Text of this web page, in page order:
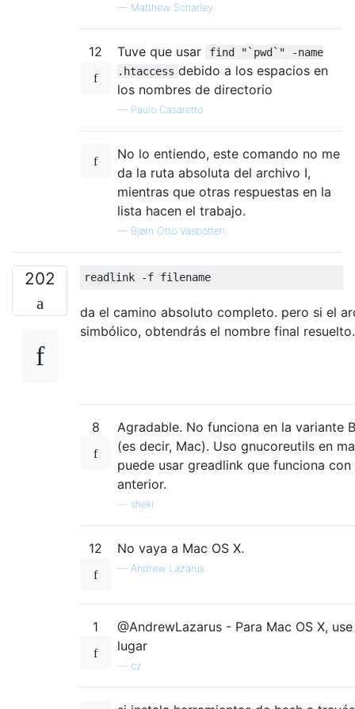
— Matthew Scharley
12 Tuve que usar
find "`pwd`" -name
.htaccess debido a los espacios en
los nombres de directorio
— Paulo Casaretto
No lo entiendo, este comando no me
da la ruta absoluta del archivo I,
mientras que otras respuestas en la
lista hacen el trabajo.
— Bjørn Otto Vasbotten
202
da el camino absoluto completo. pero si el
simbólico, obtendrás el nombre final resuelto.
8
Agradable. No funciona en la variante
(es decir, Mac). Uso gnucoreutils en
puede usar greadlink que funciona
anterior.
sheki
12 No vaya a Mac OS X.
— Andrew Lazarus
1
@AndrewLazarus - Para Mac OS X,
lugar
cz